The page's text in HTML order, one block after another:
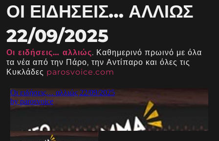
ΟΙ ΕΙΔΉΣΕΙΣ… ΑΛΛΙΏΣ
22/09/2025
Οι ειδήσεις… αλλιώς. Καθημερινό πρωινό με όλα
τα νέα από την Πάρο, την Αντίπαρο και όλες τις
Κυκλάδες parosvoice.com